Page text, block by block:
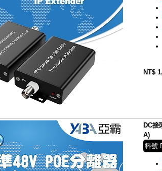
NT$
DC接
A)
料號